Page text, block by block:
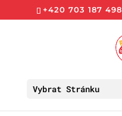
+420 703 187 498
Vybrat Stránku